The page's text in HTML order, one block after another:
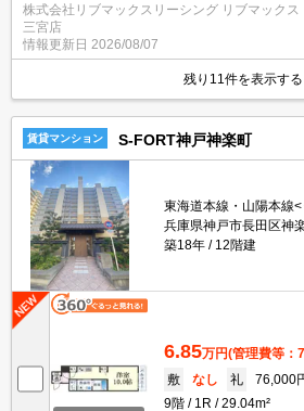
能！オンライン内覧・オンライン契約等弊
問題ありません♪弊社ではネットに掲載さ
可能になりますので気になる物件は全て
株式会社リブマックスリーシング リブマックス
三宮店
情報更新日 2026/08/07
残り11件を表示する
賃貸マンション S-FORT神戸神楽町
東海道本線・山陽本線
兵庫県神戸市長田区神
築18年
12階建
6.85万円(管理費等：
敷
なし 礼
76,000
9階
1R 29.04m²